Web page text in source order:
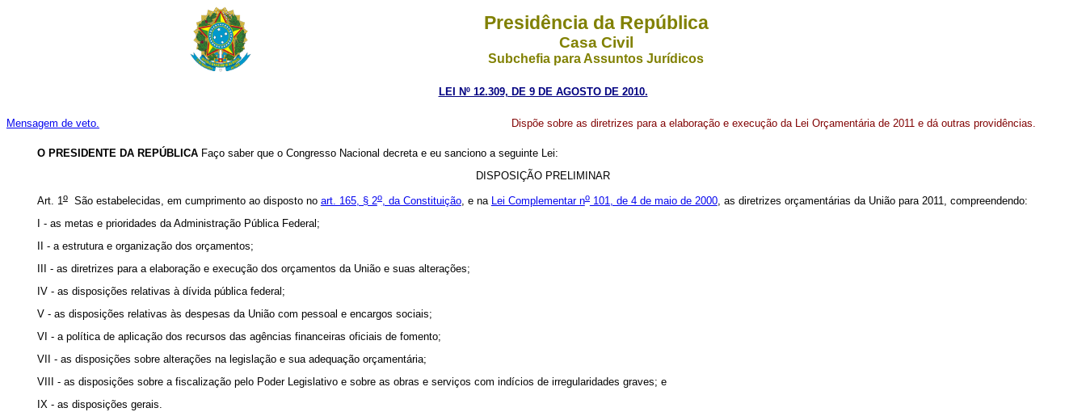
Presidência da República
Casa Civil
Subchefia para Assuntos Jurídicos
LEI Nº 12.309, DE 9 DE AGOSTO DE 2010.
Mensagem de veto. Dispõe sobre as diretrizes para a elaboração e execução da Lei Orçamentária de 2011 e dá outras providências.
O PRESIDENTE DA REPÚBLICA Faço saber que o Congresso Nacional decreta e eu sanciono a seguinte Lei:
DISPOSIÇÃO PRELIMINAR
Art. 1oSão estabelecidas, em cumprimento ao disposto no art. 165, § 2o, da Constituição, e na Lei Complementar no101, de 4 de maio de 2000, as diretrizes orçamentárias da União para 2011, compreendendo:
I - as metas e prioridades da Administração Pública Federal;
II - a estrutura e organização dos orçamentos;
III - as diretrizes para a elaboração e execução dos orçamentos da União e suas alterações;
IV - as disposições relativas à dívida pública federal;
V - as disposições relativas às despesas da União com pessoal e encargos sociais;
VI - a política de aplicação dos recursos das agências financeiras oficiais de fomento;
VII - as disposições sobre alterações na legislação e sua adequação orçamentária;
VIII - as disposições sobre a fiscalização pelo Poder Legislativo e sobre as obras e serviços com indícios de irregularidades graves; e
IX - as disposições gerais.